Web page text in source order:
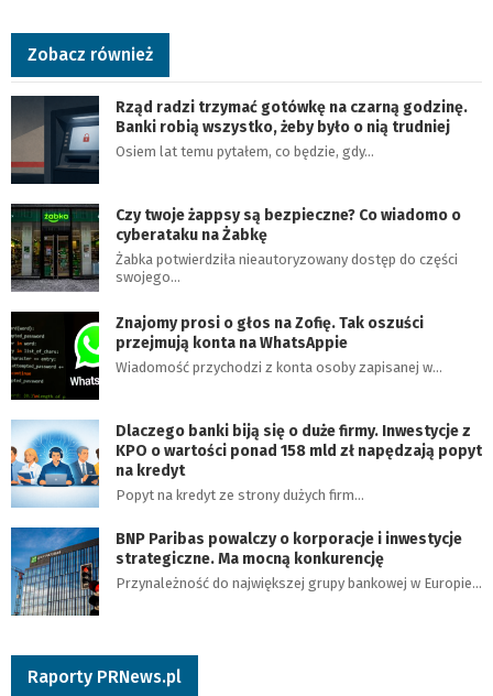
Zobacz również
Rząd radzi trzymać gotówkę na czarną godzinę.
Banki robią wszystko, żeby było o nią trudniej
Osiem lat temu pytałem, co będzie, gdy…
Czy twoje żappsy są bezpieczne? Co wiadomo o
cyberataku na Żabkę
Żabka potwierdziła nieautoryzowany dostęp do części
swojego…
Znajomy prosi o głos na Zofię. Tak oszuści
przejmują konta na WhatsAppie
Wiadomość przychodzi z konta osoby zapisanej w…
Dlaczego banki biją się o duże firmy. Inwestycje z
KPO o wartości ponad 158 mld zł napędzają popyt
na kredyt
Popyt na kredyt ze strony dużych firm…
BNP Paribas powalczy o korporacje i inwestycje
strategiczne. Ma mocną konkurencję
Przynależność do największej grupy bankowej w Europie…
Raporty PRNews.pl